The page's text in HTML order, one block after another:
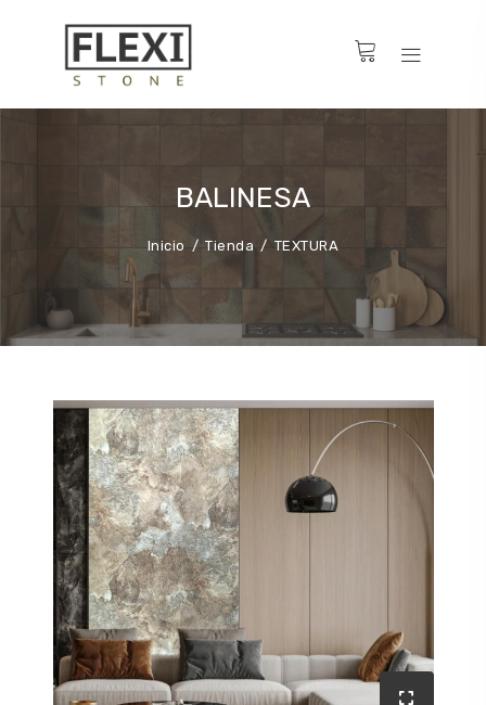
BALINESA
Inicio Tienda TEXTURA